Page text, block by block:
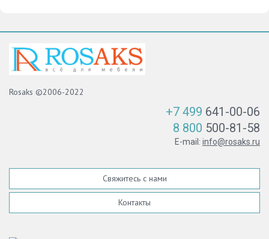
Rosaks ©2006-2022
+7 499 641-00-06
8 800 500-81-58
E-mail: info@rosaks.ru
Свяжитесь с нами
Контакты